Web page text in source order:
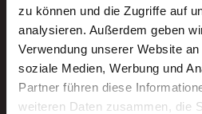
zu können und die Zugriffe auf
analysieren. Außerdem geben
Verwendung unserer Website
soziale Medien, Werbung und
Partner führen diese
weiteren Daten zusammen, die
Ein kostenloser
Jobs.
E-Mail-Adresse